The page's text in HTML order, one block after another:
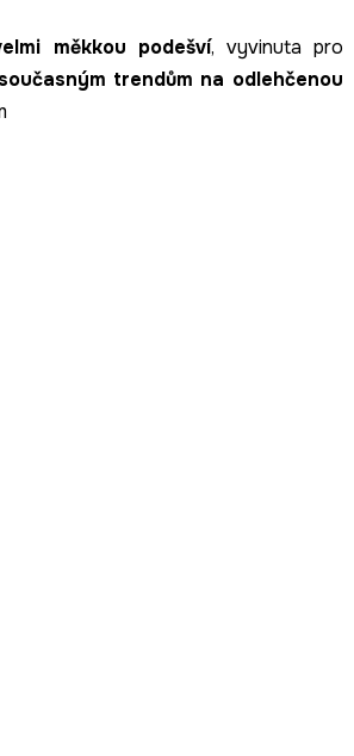
měkkou podešví, vyvinuta pro
trendům na odlehčenou